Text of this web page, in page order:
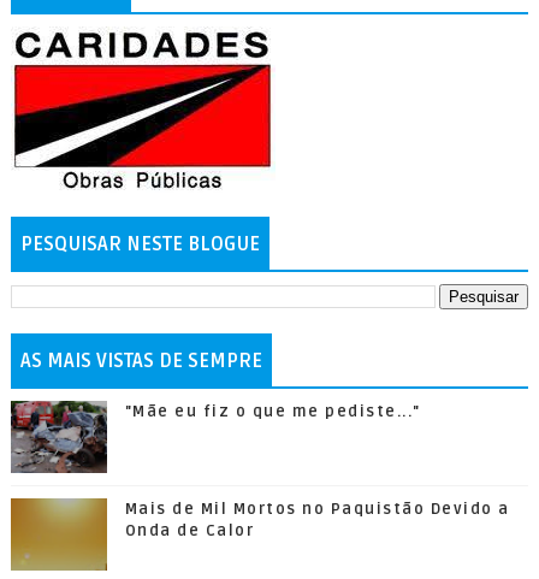
PESQUISAR NESTE BLOGUE
AS MAIS VISTAS DE SEMPRE
"Mãe eu fiz o que me pediste..."
Mais de Mil Mortos no Paquistão Devido a
Onda de Calor